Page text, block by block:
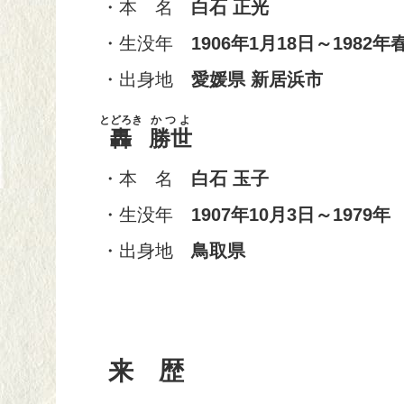
・本 名 白石 正光
・生没年 1906年1月18日～1982年
・出身地 愛媛県 新居浜市
轟
とどろき
勝世
かつよ
・本 名
白石 玉子
・生没年 1907年10月3日～1979年
・出身地 鳥取県
来 歴